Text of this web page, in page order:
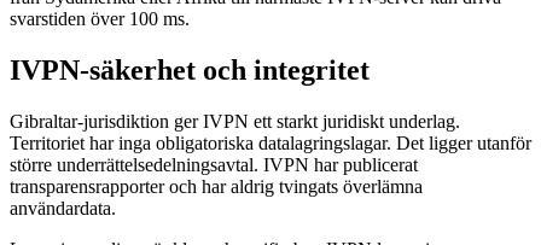
svarstiden över 100 ms.
IVPN-säkerhet och integritet
Gibraltar-jurisdiktion ger IVPN ett starkt juridiskt underlag.
Territoriet har inga obligatoriska datalagringslagar. Det ligger utanför
större underrättelsedelningsavtal. IVPN har publicerat
transparensrapporter och har aldrig tvingats överlämna
användardata.